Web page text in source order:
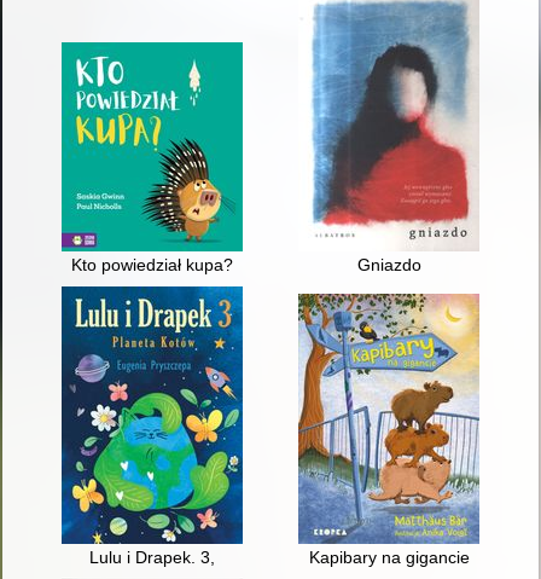
Kto powiedział kupa? Gniazdo
Lulu i Drapek. 3, Kapibary na gigancie